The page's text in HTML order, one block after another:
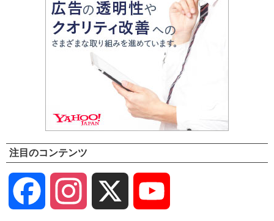
注目のコンテンツ
Facebook Instagram